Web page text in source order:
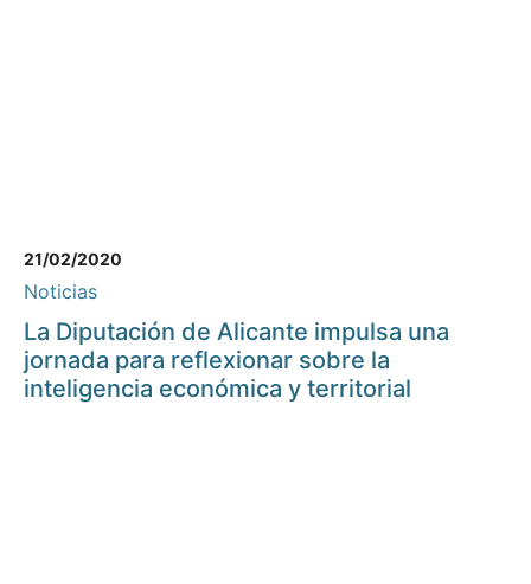
21/02/2020
Noticias
La Diputación de Alicante impulsa una
jornada para reflexionar sobre la
inteligencia económica y territorial